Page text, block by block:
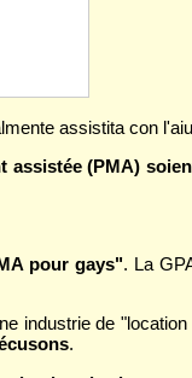
assistita con
(PMA)
pour gays". La
industrie de
.